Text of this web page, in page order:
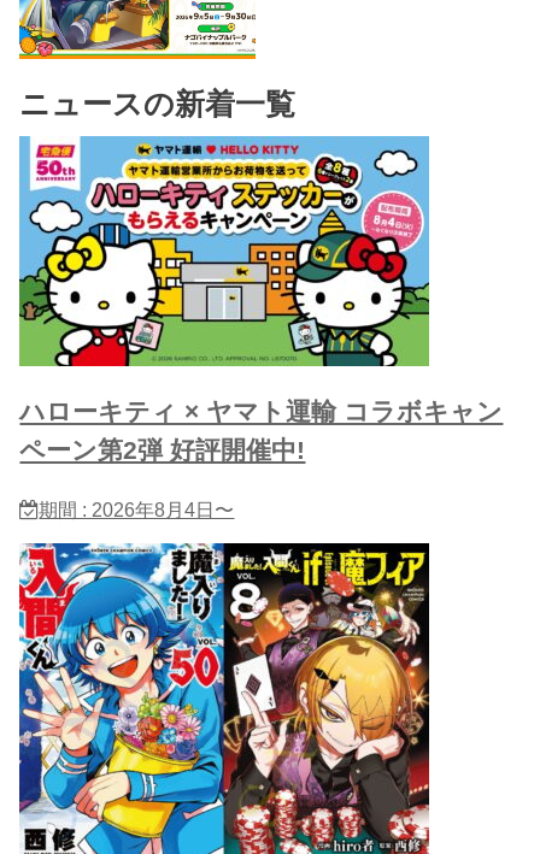
ニュースの新着一覧
ハローキティ × ヤマト運輸 コラボキャン
ペーン第2弾 好評開催中!
期間 : 2026年8月4日〜